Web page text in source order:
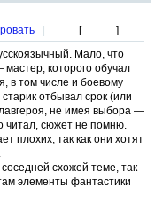
| [
]
Мало, что
которого обучал
в том числе и боевому
отбывал срок (или
не имея выбора —
читал, сюжет не помню.
плохих, так как они хотят
схожей теме, так
элементы фантастики